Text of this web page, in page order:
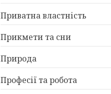
Приватна властність
Прикмети та сни
Природа
Професії та робота